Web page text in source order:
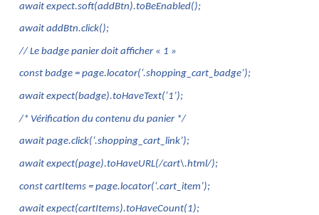
await expect.soft(addBtn).toBeEnabled();
await addBtn.click();
// Le badge panier doit afficher « 1 »
const badge = page.locator(‘.shopping_cart_badge’);
await expect(badge).toHaveText(‘1’);
/* Vérification du contenu du panier */
await page.click(‘.shopping_cart_link’);
await expect(page).toHaveURL(/cart\.html/);
const cartItems = page.locator(‘.cart_item’);
await expect(cartItems).toHaveCount(1);